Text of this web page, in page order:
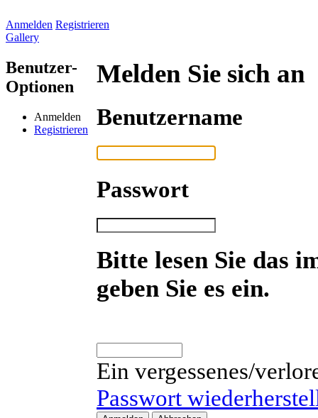
Anmelden Registrieren
Gallery
Benutzer-
Optionen
Anmelden
Registrieren
Melden Sie sich an
Benutzername
Passwort
Bitte lesen Sie das
geben Sie es ein.
Ein vergessenes/
Passwort